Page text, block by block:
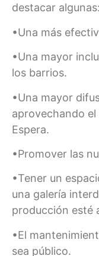
destacar algunas:
•Una más
•Una mayor
los barrios.
•Una mayor
aprovechando el
Espera.
•Promover las
•Tener un
una galería
producción esté
•El
sea público.